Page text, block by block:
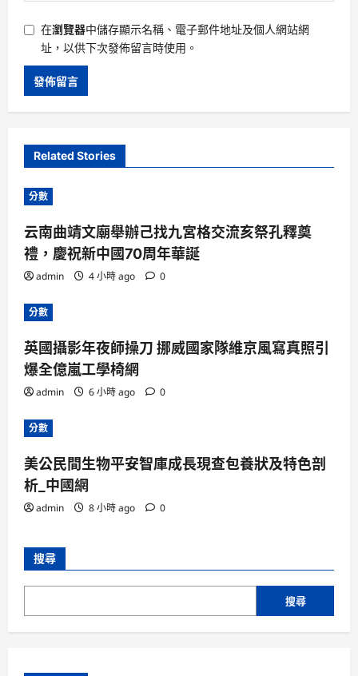
在瀏覽器中儲存顯示名稱、電子郵件地址及個人網站網
址，以供下次發佈留言時使用。
Related Stories
分數
云南曲靖文廟舉辦己找九宮格交流亥祭孔釋奠
禮，慶祝新中國70周年華誕
admin 4 小時 ago 0
分數
英國攝影年夜師操刀 挪威國家隊維京風寫真照引
爆全億嵐工學椅網
admin 6 小時 ago 0
分數
美公民間生物平安智庫成長現查包養狀及特色剖
析_中國網
admin 8 小時 ago 0
搜尋
搜尋